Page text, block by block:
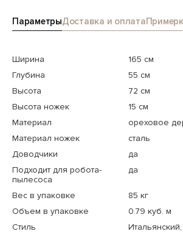
ПараметрыДоставка и оплата
Ширина
165 см
Глубина
55 см
Высота
72 см
Высота ножек
15 см
Материал
ореховое
Материал ножек
сталь
Доводчики
да
Подходит для робота-
пылесоса
да
Вес в упаковке
85 кг
Объем в упаковке
0.79 куб. м
Стиль